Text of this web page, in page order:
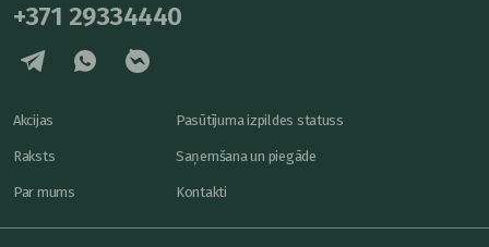
+371 29334440
Akcijas
Raksts
Par mums
Pasūtījuma izpildes statuss
Saņemšana un piegāde
Kontakti